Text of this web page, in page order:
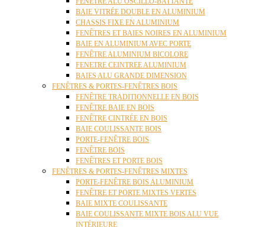
BAIE VITRÉE DOUBLE EN ALUMINIUM
CHASSIS FIXE EN ALUMINIUM
FENÊTRES ET BAIES NOIRES EN ALUMINIUM
BAIE EN ALUMINIUM AVEC PORTE
FENÊTRE ALUMINIUM BICOLORE
FENETRE CEINTREE ALUMINIUM
BAIES ALU GRANDE DIMENSION
FENÊTRES & PORTES-FENÊTRES BOIS
FENÊTRE TRADITIONNELLE EN BOIS
FENÊTRE BAIE EN BOIS
FENÊTRE CINTRÉE EN BOIS
BAIE COULISSANTE BOIS
PORTE-FENÊTRE BOIS
FENÊTRE BOIS
FENÊTRES ET PORTE BOIS
FENÊTRES & PORTES-FENÊTRES MIXTES
PORTE-FENÊTRE BOIS ALUMINIUM
FENÊTRE ET PORTE MIXTES VERTES
BAIE MIXTE COULISSANTE
BAIE COULISSANTE MIXTE BOIS ALU VUE
INTÉRIEURE